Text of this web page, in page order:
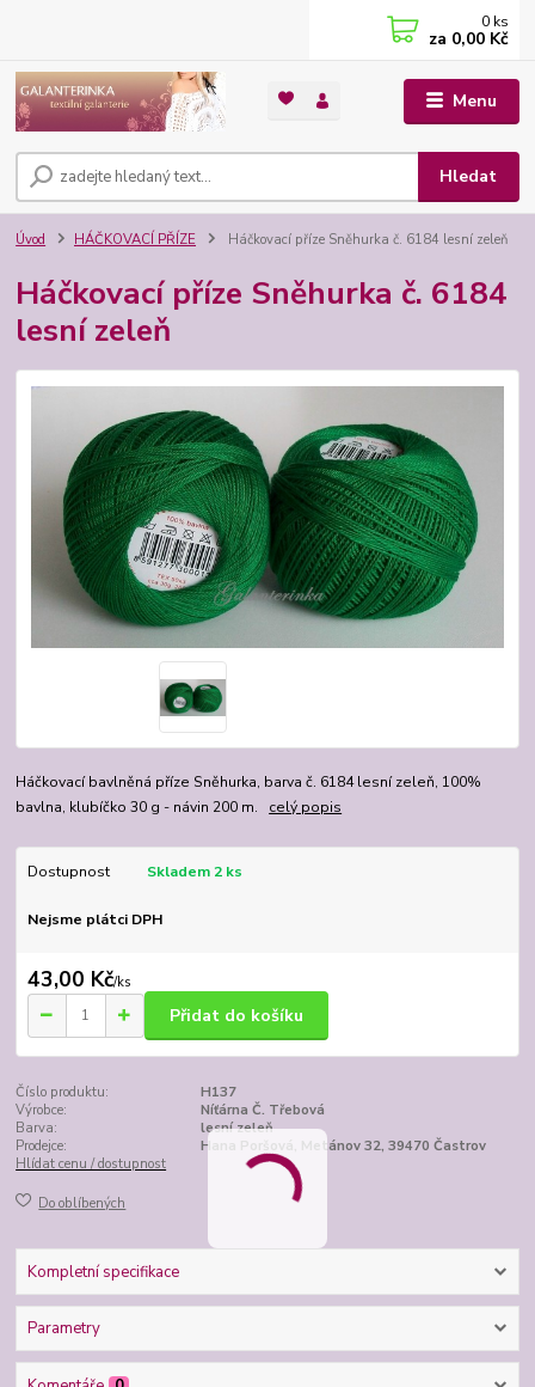
Menu
Hledat
0 ks
za 0,00 Kč
Úvod HÁČKOVACÍ PŘÍZE Háčkovací příze Sněhurka č. 6184 lesní zeleň
Háčkovací příze Sněhurka č. 6184
lesní zeleň
Háčkovací bavlněná příze Sněhurka, barva č. 6184 lesní zeleň, 100%
bavlna, klubíčko 30 g - návin 200 m. celý popis
Dostupnost Skladem 2 ks
Nejsme plátci DPH
43,00 Kč/ks
Přidat do košíku
Číslo produktu:
H137
Výrobce:
Níťárna Č. Třebová
Barva:
lesní zeleň
Prodejce:
Hana Poršová, Metánov 32, 39470 Častrov
Hlídat cenu / dostupnost
Do oblíbených
Kompletní specifikace
Parametry